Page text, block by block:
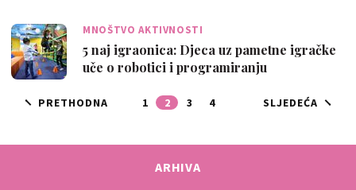
MNOŠTVO AKTIVNOSTI
5 naj igraonica: Djeca uz pametne igračke
uče o robotici i programiranju
PRETHODNA 1 2 3 4 SLJEDEĆA
ARHIVA